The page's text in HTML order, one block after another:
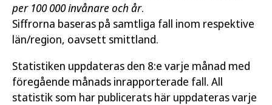
per 100 000 invånare och år.
Siffrorna baseras på samtliga fall inom respektive
län/region, oavsett smittland.
Statistiken uppdateras den 8:e varje månad med
föregående månads inrapporterade fall. All
statistik som har publicerats här uppdateras varje